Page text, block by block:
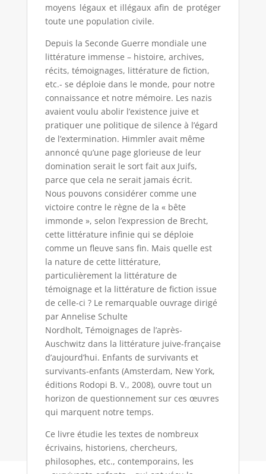
moyens légaux et illégaux afin de protéger
toute une population civile.
Depuis la Seconde Guerre mondiale une
littérature immense – histoire, archives,
récits, témoignages, littérature de fiction,
etc.- se déploie dans le monde, pour notre
connaissance et notre mémoire. Les nazis
avaient voulu abolir l’existence juive et
pratiquer une politique de silence à l’égard
de l’extermination. Himmler avait même
annoncé qu’une page glorieuse de leur
domination serait le sort fait aux Juifs,
parce que cela ne serait jamais écrit.
Nous pouvons considérer comme une
victoire contre le règne de la « bête
immonde », selon l’expression de Brecht,
cette littérature infinie qui se déploie
comme un fleuve sans fin. Mais quelle est
la nature de cette littérature,
particulièrement la littérature de
témoignage et la littérature de fiction issue
de celle-ci ? Le remarquable ouvrage dirigé
par Annelise Schulte
Nordholt, Témoignages de l’après-
Auschwitz dans la littérature juive-française
d’aujourd’hui. Enfants de survivants et
survivants-enfants (Amsterdam, New York,
éditions Rodopi B. V., 2008), ouvre tout un
horizon de questionnement sur ces œuvres
qui marquent notre temps.
Ce livre étudie les textes de nombreux
écrivains, historiens, chercheurs,
philosophes, etc., contemporains, les